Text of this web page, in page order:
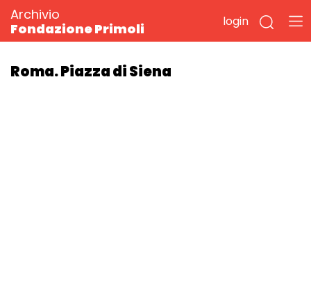
Archivio
Fondazione Primoli
login
Roma. Piazza di Siena